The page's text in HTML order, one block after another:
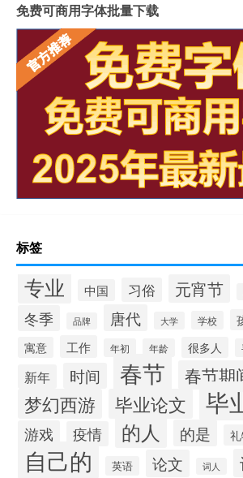
免费可商用字体批量下载
标签
专业 中国 习俗 元宵节
冬季 品牌 唐代 大学 学校
寓意 工作 年初 年龄 很多人
新年 时间 春节 春节期
梦幻西游 毕业论文 毕
游戏 疫情 的人 的是
自己的 英语 论文 词人